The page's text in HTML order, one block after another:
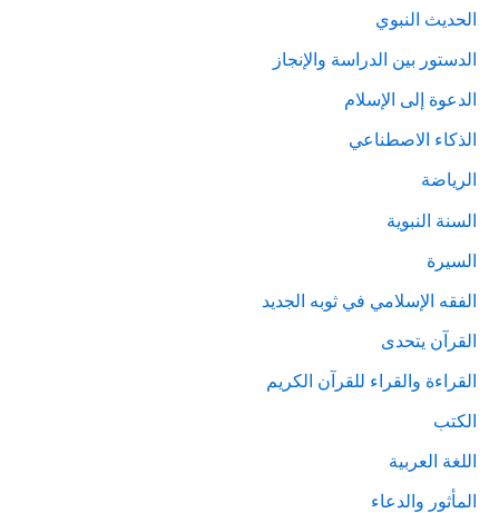
الحديث النبوي
الدستور بين الدراسة والإنجاز
الدعوة إلى الإسلام
الذكاء الاصطناعي
الرياضة
السنة النبوية
السيرة
الفقه الإسلامي في ثوبه الجديد
القرآن يتحدى
القراءة والقراء للقرآن الكريم
الكتب
اللغة العربية
المأثور والدعاء